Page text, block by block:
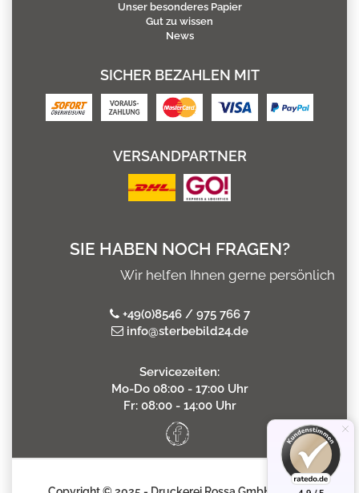
Unser besonderes Papier
Gut zu wissen
News
SICHER BEZAHLEN MIT
VERSANDPARTNER
SIE HABEN NOCH FRAGEN?
Wir helfen Ihnen gerne persönlich
+49(0)8546 / 975 766 7
info@sterbebild24.de
Servicezeiten:
Mo-Do 08:00 - 17:00 Uhr
Fr: 08:00 - 14:00 Uhr